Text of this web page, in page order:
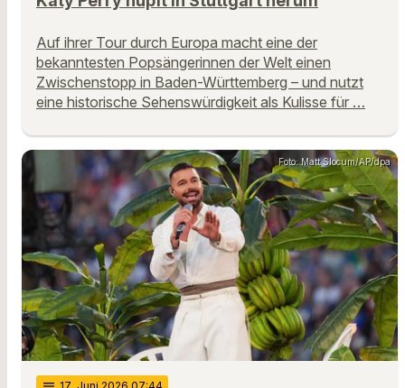
Auf ihrer Tour durch Europa macht eine der
bekanntesten Popsängerinnen der Welt einen
Zwischenstopp in Baden-Württemberg – und nutzt
eine historische Sehenswürdigkeit als Kulisse für …
Foto: Matt Slocum/AP/dpa